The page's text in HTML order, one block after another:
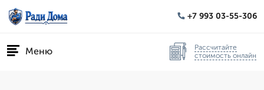
+7 993 03-55-306
Меню
Рассчитайте
стоимость онлайн